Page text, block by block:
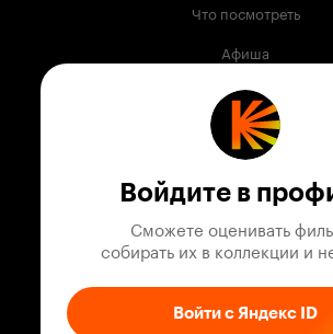
Что посмотреть
Афиша
Музыка
Телепрограмма
Служба поддержки
Войдите в
Сможете оценивать
собирать их в коллекции и
Войти с Яндекс ID